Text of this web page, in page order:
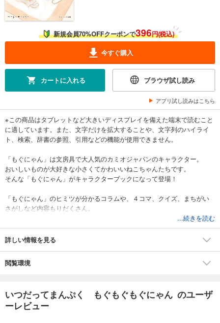
新規会員70%OFFクーポンで396円(税込)
今すぐ購入
カートに入れる ブラウザ試し読み
アプリ試し読みはこちら
※この商品はタブレットなど大きいディスプレイを備えた端末で読むこと
に適しています。また、文字だけを拡大することや、文字列のハイライ
ト、検索、辞書の参照、引用などの機能が使用できません。
「もぐにゃん」は文房具で大人気のカミオジャパンのキャラクター。
おいしいものが大好きな小さくてかわいいねこちゃんたちです。
そんな「もぐにゃん」がキャラクターブックになって登場！
「もぐにゃん」のヒミツが分かるコラムや、４コマ、クイズ、まちがい
さがしなど内容もりだくさん。
...続きを読む
詳しい情報を見る
閲覧環境
いつだってまんぷく もぐもぐもぐにゃん のユーザ
ーレビュー